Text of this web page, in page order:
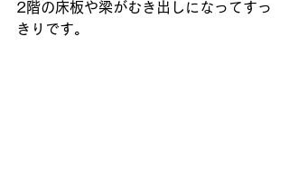
2階の床板や梁がむき出しになってすっ
きりです。